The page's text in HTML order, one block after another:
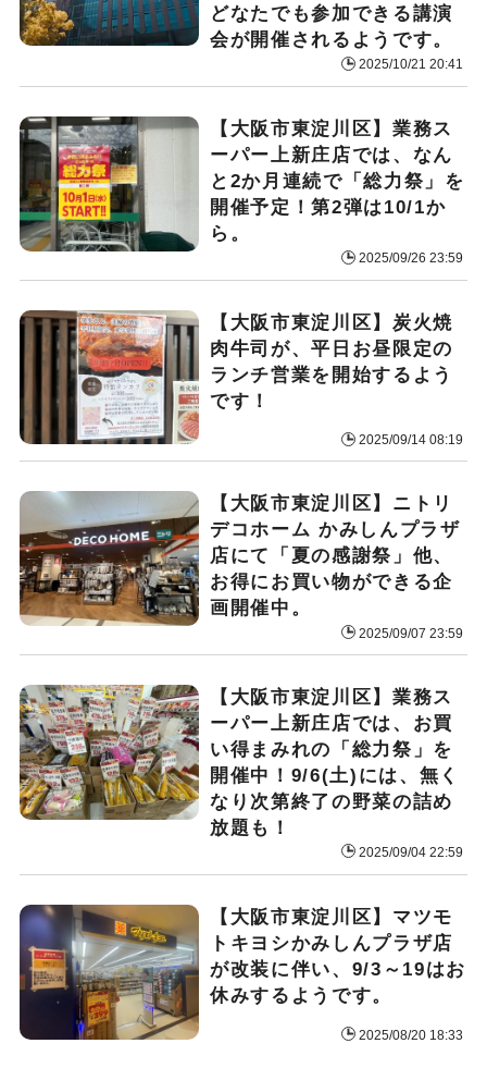
どなたでも参加できる講演
会が開催されるようです。
2025/10/21 20:41
【大阪市東淀川区】業務ス
ーパー上新庄店では、なん
と2か月連続で「総力祭」を
開催予定！第2弾は10/1か
ら。
2025/09/26 23:59
【大阪市東淀川区】炭火焼
肉牛司が、平日お昼限定の
ランチ営業を開始するよう
です！
2025/09/14 08:19
【大阪市東淀川区】ニトリ
デコホーム かみしんプラザ
店にて「夏の感謝祭」他、
お得にお買い物ができる企
画開催中。
2025/09/07 23:59
【大阪市東淀川区】業務ス
ーパー上新庄店では、お買
い得まみれの「総力祭」を
開催中！9/6(土)には、無く
なり次第終了の野菜の詰め
放題も！
2025/09/04 22:59
【大阪市東淀川区】マツモ
トキヨシかみしんプラザ店
が改装に伴い、9/3～19はお
休みするようです。
2025/08/20 18:33